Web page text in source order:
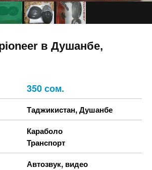
в Душанбе,
350 сом.
Таджикистан,Душанбе
Караболо
Транспорт
Автозвук, видео